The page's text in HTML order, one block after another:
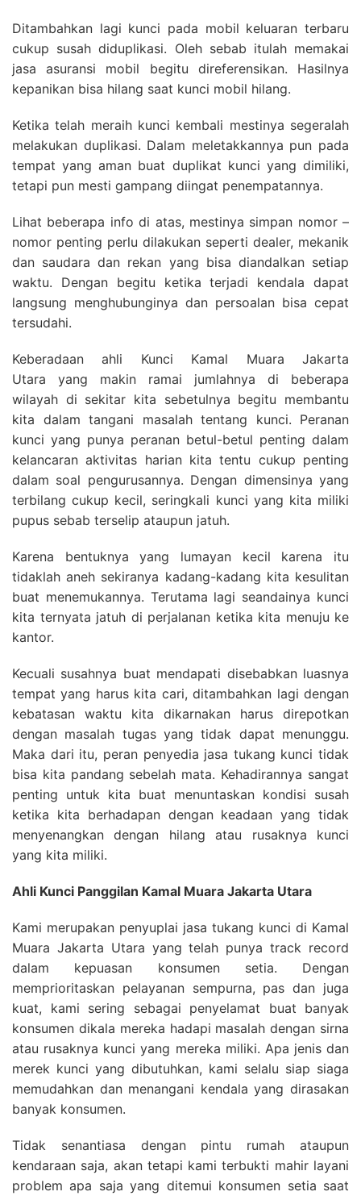
Ditambahkan lagi kunci pada mobil keluaran terbaru
cukup susah diduplikasi. Oleh sebab itulah memakai
jasa asuransi mobil begitu direferensikan. Hasilnya
kepanikan bisa hilang saat kunci mobil hilang.
Ketika telah meraih kunci kembali mestinya segeralah
melakukan duplikasi. Dalam meletakkannya pun pada
tempat yang aman buat duplikat kunci yang dimiliki,
tetapi pun mesti gampang diingat penempatannya.
Lihat beberapa info di atas, mestinya simpan nomor –
nomor penting perlu dilakukan seperti dealer, mekanik
dan saudara dan rekan yang bisa diandalkan setiap
waktu. Dengan begitu ketika terjadi kendala dapat
langsung menghubunginya dan persoalan bisa cepat
tersudahi.
Keberadaan ahli Kunci Kamal Muara Jakarta
Utara yang makin ramai jumlahnya di beberapa
wilayah di sekitar kita sebetulnya begitu membantu
kita dalam tangani masalah tentang kunci. Peranan
kunci yang punya peranan betul-betul penting dalam
kelancaran aktivitas harian kita tentu cukup penting
dalam soal pengurusannya. Dengan dimensinya yang
terbilang cukup kecil, seringkali kunci yang kita miliki
pupus sebab terselip ataupun jatuh.
Karena bentuknya yang lumayan kecil karena itu
tidaklah aneh sekiranya kadang-kadang kita kesulitan
buat menemukannya. Terutama lagi seandainya kunci
kita ternyata jatuh di perjalanan ketika kita menuju ke
kantor.
Kecuali susahnya buat mendapati disebabkan luasnya
tempat yang harus kita cari, ditambahkan lagi dengan
kebatasan waktu kita dikarnakan harus direpotkan
dengan masalah tugas yang tidak dapat menunggu.
Maka dari itu, peran penyedia jasa tukang kunci tidak
bisa kita pandang sebelah mata. Kehadirannya sangat
penting untuk kita buat menuntaskan kondisi susah
ketika kita berhadapan dengan keadaan yang tidak
menyenangkan dengan hilang atau rusaknya kunci
yang kita miliki.
Ahli Kunci Panggilan Kamal Muara Jakarta Utara
Kami merupakan penyuplai jasa tukang kunci di Kamal
Muara Jakarta Utara yang telah punya track record
dalam kepuasan konsumen setia. Dengan
memprioritaskan pelayanan sempurna, pas dan juga
kuat, kami sering sebagai penyelamat buat banyak
konsumen dikala mereka hadapi masalah dengan sirna
atau rusaknya kunci yang mereka miliki. Apa jenis dan
merek kunci yang dibutuhkan, kami selalu siap siaga
memudahkan dan menangani kendala yang dirasakan
banyak konsumen.
Tidak senantiasa dengan pintu rumah ataupun
kendaraan saja, akan tetapi kami terbukti mahir layani
problem apa saja yang ditemui konsumen setia saat